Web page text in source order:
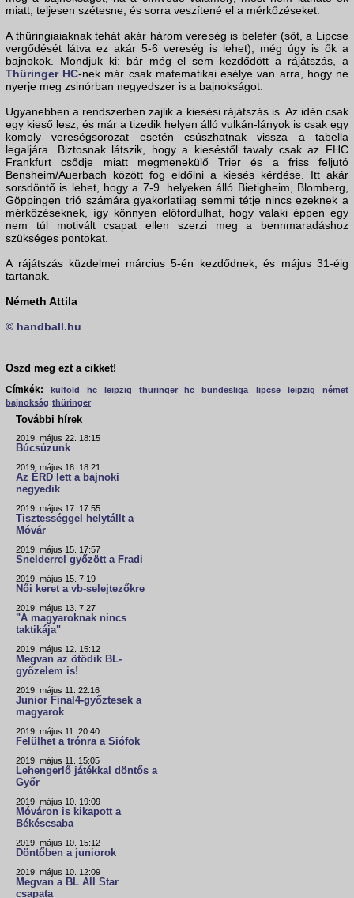
miatt, teljesen szétesne, és sorra veszítené el a mérkőzéseket.
A thüringiaiaknak tehát akár három vereség is belefér (sőt, a Lipcse
vergődését látva ez akár 5-6 vereség is lehet), még úgy is ők a
bajnokok. Mondjuk ki: bár még el sem kezdődött a rájátszás, a
Thüringer HC-nek már csak matematikai esélye van arra, hogy ne
nyerje meg zsinórban negyedszer is a bajnokságot.
Ugyanebben a rendszerben zajlik a kiesési rájátszás is. Az idén csak
egy kieső lesz, és már a tizedik helyen álló vulkán-lányok is csak egy
komoly vereségsorozat esetén csúszhatnak vissza a tabella
legaljára. Biztosnak látszik, hogy a kieséstől tavaly csak az FHC
Frankfurt csődje miatt megmenekülő Trier és a friss feljutó
Bensheim/Auerbach között fog eldőlni a kiesés kérdése. Itt akár
sorsdöntő is lehet, hogy a 7-9. helyeken álló Bietigheim, Blomberg,
Göppingen trió számára gyakorlatilag semmi tétje nincs ezeknek a
mérkőzéseknek, így könnyen előfordulhat, hogy valaki éppen egy
nem túl motivált csapat ellen szerzi meg a bennmaradáshoz
szükséges pontokat.
A rájátszás küzdelmei március 5-én kezdődnek, és május 31-éig
tartanak.
Németh Attila
© handball.hu
Oszd meg ezt a cikket!
Címkék:
külföld hc leipzig thüringer hc bundesliga lipcse leipzig
német
bajnokság thüringer
További hírek
2019. május 22. 18:15
Búcsúzunk
2019. május 18. 18:21
Az ÉRD lett a bajnoki
negyedik
2019. május 17. 17:55
Tisztességgel helytállt a
Móvár
2019. május 15. 17:57
Snelderrel győzött a Fradi
2019. május 15. 7:19
Női keret a vb-selejtezőkre
2019. május 13. 7:27
"A magyaroknak nincs
taktikája"
2019. május 12. 15:12
Megvan az ötödik BL-
győzelem is!
2019. május 11. 22:16
Junior Final4-győztesek a
magyarok
2019. május 11. 20:40
Felülhet a trónra a Siófok
2019. május 11. 15:05
Lehengerlő játékkal döntős a
Győr
2019. május 10. 19:09
Móváron is kikapott a
Békéscsaba
2019. május 10. 15:12
Döntőben a juniorok
2019. május 10. 12:09
Megvan a BL All Star
csapata